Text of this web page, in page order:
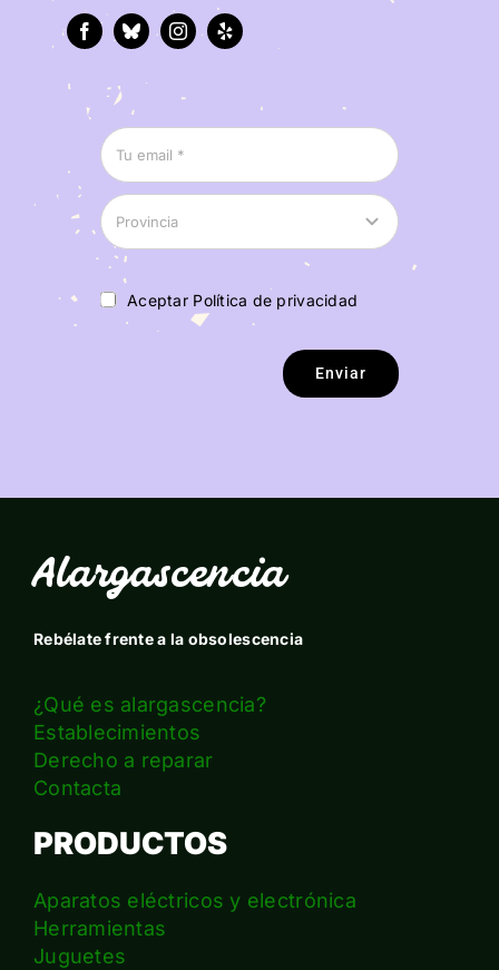
Aceptar Política de privacidad
Enviar
Alargascencia
Rebélate frente a la obsolescencia
¿Qué es alargascencia?
Establecimientos
Derecho a reparar
Contacta
PRODUCTOS
Aparatos eléctricos y electrónica
Herramientas
Juguetes